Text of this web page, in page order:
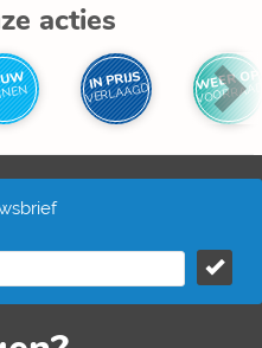
acties
IN PRIJS
VERLAAGD WEER OP